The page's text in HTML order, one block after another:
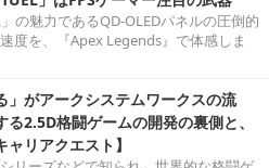
」の魅力であるQD-OLEDパネルの圧倒的
度を、『Apex Legends』で体感しま
」がアークシステムワークスの流
2.5D格闘ゲームの開発の裏側と、
リアクエスト】